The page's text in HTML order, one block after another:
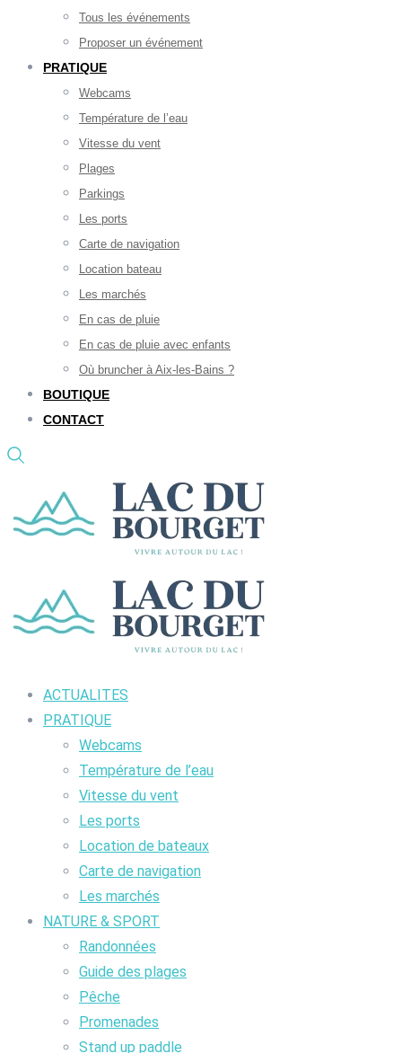
Tous les événements
Proposer un événement
PRATIQUE
Webcams
Température de l’eau
Vitesse du vent
Plages
Parkings
Les ports
Carte de navigation
Location bateau
Les marchés
En cas de pluie
En cas de pluie avec enfants
Où bruncher à Aix-les-Bains ?
BOUTIQUE
CONTACT
ACTUALITES
PRATIQUE
Webcams
Température de l’eau
Vitesse du vent
Les ports
Location de bateaux
Carte de navigation
Les marchés
NATURE & SPORT
Randonnées
Guide des plages
Pêche
Promenades
Stand up paddle